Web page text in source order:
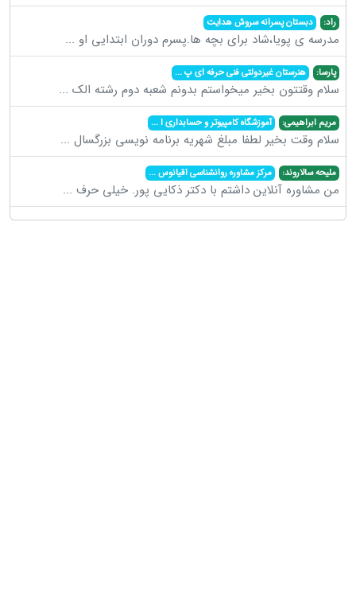
راد: دبستان پسرانه سروش هدایت
مدرسه ی پویا،شاد برای بچه ها.پسرم دوران ابتدایی او ...
پارسا: هنرستان غیردولتی فنی حرفه ای پ...
سلام وقتتون بخیر میخواستم بدونم شعبه دوم رشته الک ...
مریم ابراهیمی: آموزشگاه کامپیوتر و حسابداری ا...
سلام وقت بخیر لطفا مبلغ شهریه برنامه نویسی بزرگسال ...
ملیحه سالاروند: مرکز مشاوره روانشناسی اقیانوس...
من مشاوره آنلاین داشتم با دکتر ذکایی پور. خیلی حرف ...